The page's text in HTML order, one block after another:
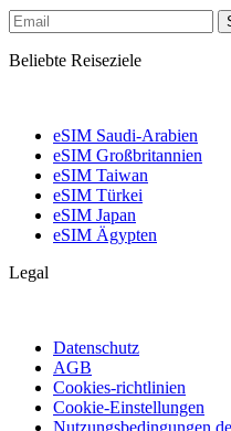
Beliebte Reiseziele
eSIM Saudi-Arabien
eSIM Großbritannien
eSIM Taiwan
eSIM Türkei
eSIM Japan
eSIM Ägypten
Legal
Datenschutz
AGB
Cookies-richtlinien
Cookie-Einstellungen
Nutzungsbedingungen